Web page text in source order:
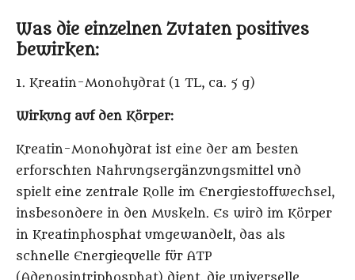
Was die einzelnen Zutaten positives
bewirken:
1. Kreatin-Monohydrat (1 TL, ca. 5 g)
Wirkung auf den Körper:
Kreatin-Monohydrat ist eine der am besten
erforschten Nahrungsergänzungsmittel und
spielt eine zentrale Rolle im Energiestoffwechsel,
insbesondere in den Muskeln. Es wird im Körper
in Kreatinphosphat umgewandelt, das als
schnelle Energiequelle für ATP